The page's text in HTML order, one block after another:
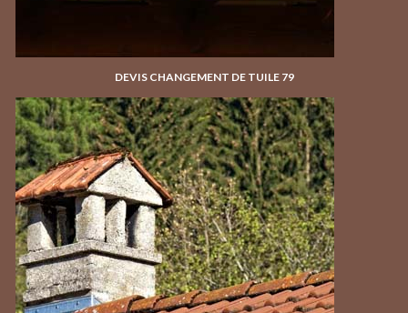
DEVIS CHANGEMENT DE TUILE 79